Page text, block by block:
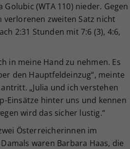
(WTA 110) nieder. Gegen
verlorenen zweiten Satz nicht
2:31 Stunden mit 7:6 (3), 4:6,
in meine Hand zu nehmen. Es
den Hauptfeldeinzug“, meinte
„Julia und ich verstehen
Einsätze hinter uns und kennen
wird das sicher lustig.“
Österreicherinnen im
waren Barbara Haas, die